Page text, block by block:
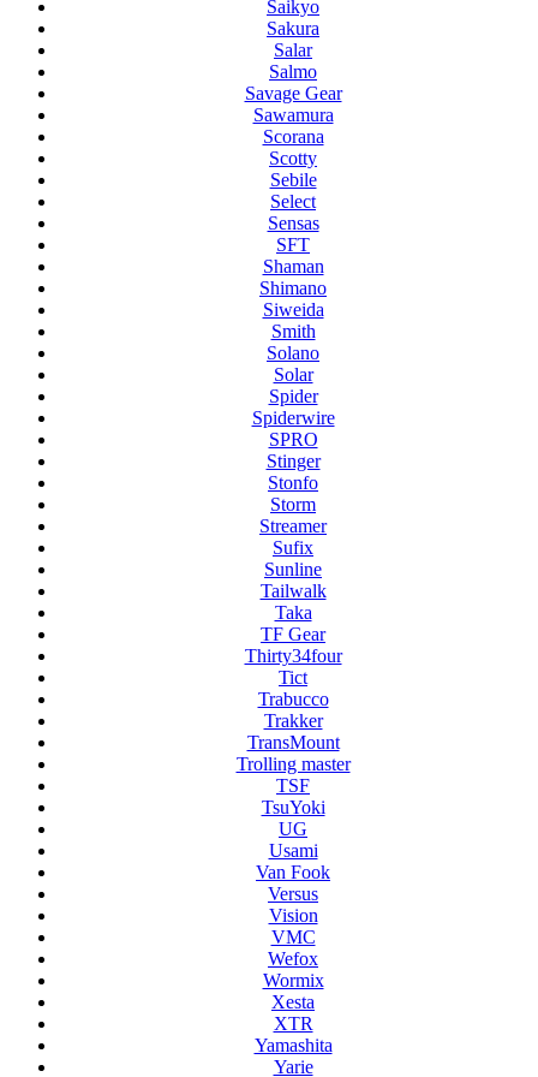
Saikyo
Sakura
Salar
Salmo
Savage Gear
Sawamura
Scorana
Scotty
Sebile
Select
Sensas
SFT
Shaman
Shimano
Siweida
Smith
Solano
Solar
Spider
Spiderwire
SPRO
Stinger
Stonfo
Storm
Streamer
Sufix
Sunline
Tailwalk
Taka
TF Gear
Thirty34four
Tict
Trabucco
Trakker
TransMount
Trolling master
TSF
TsuYoki
UG
Usami
Van Fook
Versus
Vision
VMC
Wefox
Wormix
Xesta
XTR
Yamashita
Yarie